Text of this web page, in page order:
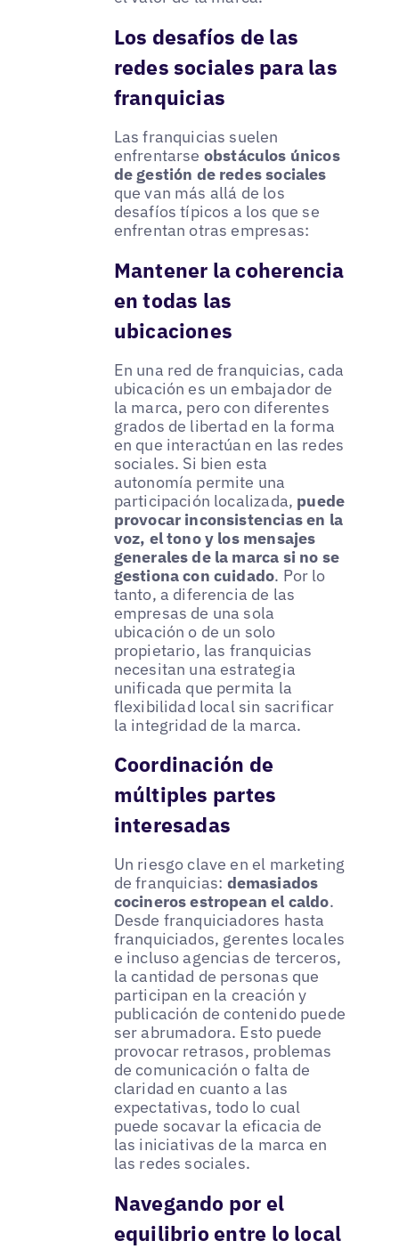
Los desafíos de las
redes sociales para las
franquicias
Las franquicias suelen
enfrentarse obstáculos únicos
de gestión de redes sociales
que van más allá de los
desafíos típicos a los que se
enfrentan otras empresas:
Mantener la coherencia
en todas las
ubicaciones
En una red de franquicias, cada
ubicación es un embajador de
la marca, pero con diferentes
grados de libertad en la forma
en que interactúan en las redes
sociales. Si bien esta
autonomía permite una
participación localizada, puede
provocar inconsistencias en la
voz, el tono y los mensajes
generales de la marca si no se
gestiona con cuidado. Por lo
tanto, a diferencia de las
empresas de una sola
ubicación o de un solo
propietario, las franquicias
necesitan una estrategia
unificada que permita la
flexibilidad local sin sacrificar
la integridad de la marca.
Coordinación de
múltiples partes
interesadas
Un riesgo clave en el marketing
de franquicias: demasiados
cocineros estropean el caldo.
Desde franquiciadores hasta
franquiciados, gerentes locales
e incluso agencias de terceros,
la cantidad de personas que
participan en la creación y
publicación de contenido puede
ser abrumadora. Esto puede
provocar retrasos, problemas
de comunicación o falta de
claridad en cuanto a las
expectativas, todo lo cual
puede socavar la eficacia de
las iniciativas de la marca en
las redes sociales.
Navegando por el
equilibrio entre lo local